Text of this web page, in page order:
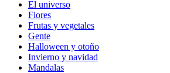
El universo
Flores
Frutas y vegetales
Gente
Halloween y otoño
Invierno y navidad
Mandalas